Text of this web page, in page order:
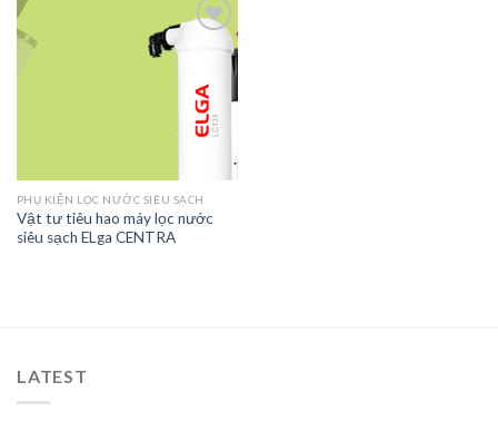
Add to
wishlist
PHỤ KIỆN LỌC NƯỚC SIÊU SẠCH
Vật tư tiêu hao máy lọc nước
siêu sạch ELga CENTRA
LATEST